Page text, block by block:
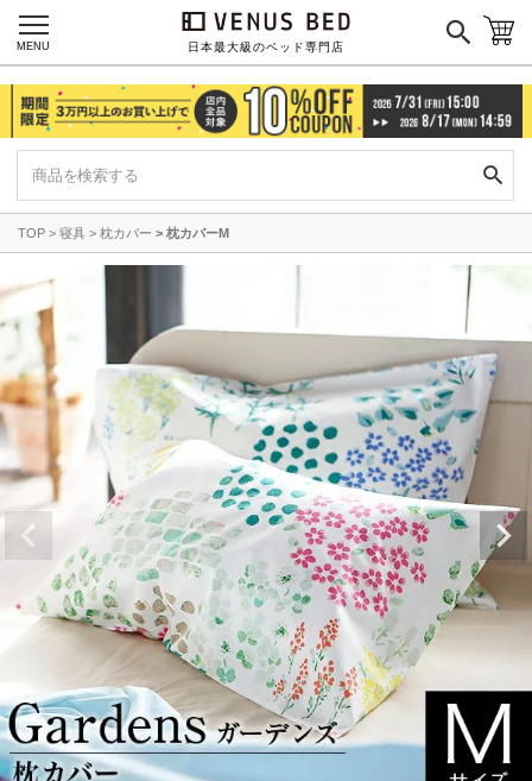
日本最大級のベッド専門店
MENU
TOP 寝具 枕カバー 枕カバーM